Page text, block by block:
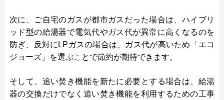
次に、ご自宅のガスが都市ガスだった場合は、ハイブリ
ッド型の給湯器で電気代やガス代が異常に高くなるのを
防ぎ、反対にLPガスの場合は、ガス代が高いため「エコ
ジョーズ」を選ぶことで節約が期待できます。
そして、追い焚き機能を新たに必要とする場合は、給湯
器の交換だけでなく追い焚き機能を利用するための工事